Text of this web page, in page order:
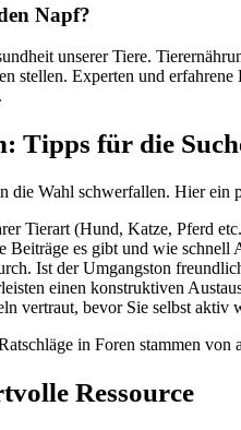
Napf?
unserer Tiere.
stellen. Experten und
Tipps für die
Wahl schwerfallen. Hier
Tierart (Hund, Katze, Pferd
Beiträge es gibt und wie
Ist der Umgangston
einen konstruktiven
vertraut, bevor Sie selbst
in Foren stammen
Ressource